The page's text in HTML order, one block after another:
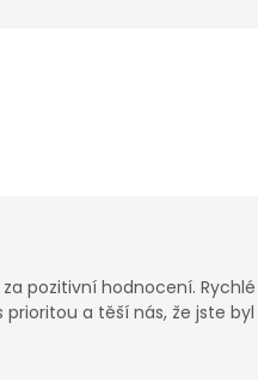
pozitivní hodnocení.
a těší nás, že jste